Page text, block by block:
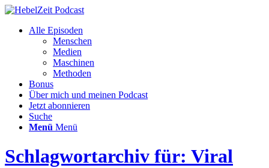
Alle Episoden
Menschen
Medien
Maschinen
Methoden
Bonus
Über mich und meinen Podcast
Jetzt abonnieren
Suche
Menü Menü
Schlagwortarchiv für: Viral